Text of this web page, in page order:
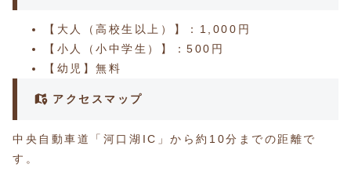
【大人（高校生以上）】：1,000円
【小人（小中学生）】：500円
【幼児】無料
アクセスマップ
中央自動車道「河口湖IC」から約10分までの距離で
す。